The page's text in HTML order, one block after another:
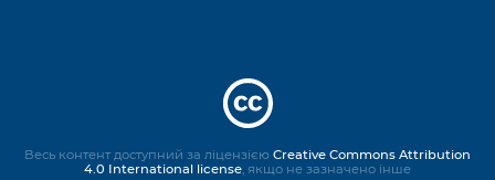
Весь контент доступний за ліцензією Creative Commons Attribution
4.0 International license, якщо не зазначено інше